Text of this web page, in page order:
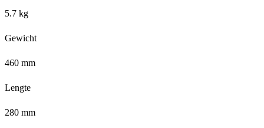
5.7 kg
Gewicht
460 mm
Lengte
280 mm